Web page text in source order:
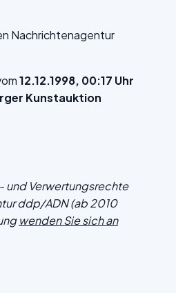
Nachrichtenagentur
12.12.1998, 00:17 Uhr
Kunstauktion
und Verwertungsrechte
ddp/ADN (ab 2010
wenden Sie sich an